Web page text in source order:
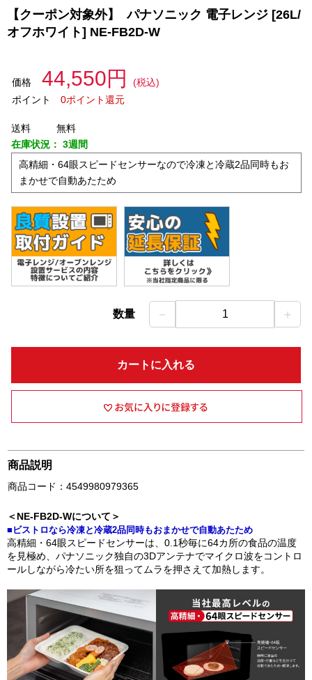
【クーポン対象外】 パナソニック 電子レンジ [26L/
オフホワイト] NE-FB2D-W
価格 44,550円
(税込)
ポイント
0ポイント還元
送料
無料
在庫状況： 3週間
高精細・64眼スピードセンサーなので冷凍と冷蔵2品同時もお
まかせで自動あたため
数量 － 1 ＋
カートに入れる
商品説明
商品コード：4549980979365
＜NE-FB2D-Wについて＞
■ビストロなら冷凍と冷蔵2品同時もおまかせで自動あたため
高精細・64眼スピードセンサーは、0.1秒毎に64カ所の食品の温度
を見極め、パナソニック独自の3Dアンテナでマイクロ波をコントロ
ールしながら冷たい所を狙ってムラを押さえて加熱します。